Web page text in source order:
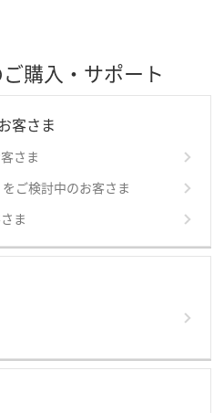
購入・サポート
客さま
さま
ご検討中のお客さま
ま